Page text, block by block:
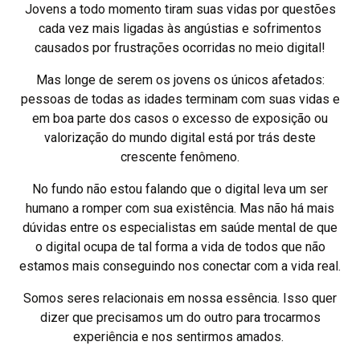
Jovens a todo momento tiram suas vidas por questões
cada vez mais ligadas às angústias e sofrimentos
causados por frustrações ocorridas no meio digital!
Mas longe de serem os jovens os únicos afetados:
pessoas de todas as idades terminam com suas vidas e
em boa parte dos casos o excesso de exposição ou
valorização do mundo digital está por trás deste
crescente fenômeno.
No fundo não estou falando que o digital leva um ser
humano a romper com sua existência. Mas não há mais
dúvidas entre os especialistas em saúde mental de que
o digital ocupa de tal forma a vida de todos que não
estamos mais conseguindo nos conectar com a vida real.
Somos seres relacionais em nossa essência. Isso quer
dizer que precisamos um do outro para trocarmos
experiência e nos sentirmos amados.